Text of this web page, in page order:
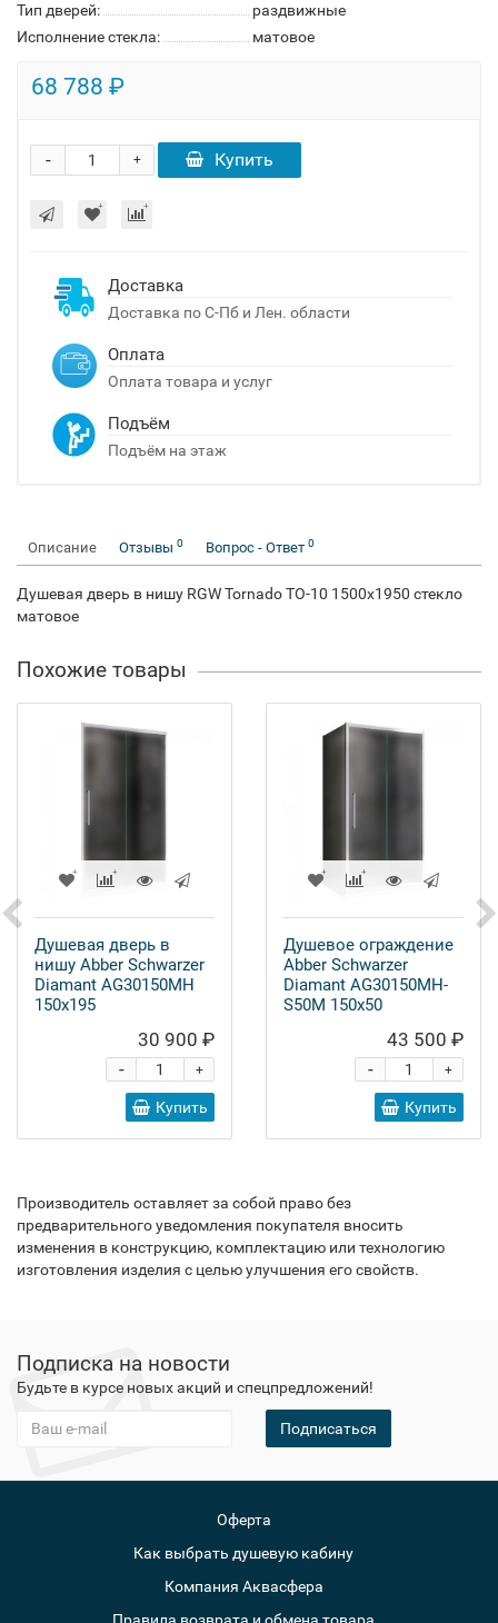
Тип дверей:
раздвижные
Исполнение стекла:
матовое
68 788 ₽
+
- Купить
Доставка
Доставка по С-Пб и Лен. области
Оплата
Оплата товара и услуг
Подъём
Подъём на этаж
Описание Отзывы 0 Вопрос - Ответ 0
Душевая дверь в нишу RGW Tornado TO-10 1500x1950 стекло
матовое
Похожие товары
Душевая дверь в
нишу Abber Schwarzer
Diamant AG30150MH
150x195
30 900 ₽
+
-
Купить
Душевое ограждение
Abber Schwarzer
Diamant AG30150MH-
S50M 150x50
43 500 ₽
+
-
Купить
Производитель оставляет за собой право без
предварительного уведомления покупателя вносить
изменения в конструкцию, комплектацию или технологию
изготовления изделия с целью улучшения его свойств.
Подписка на новости
Будьте в курсе новых акций и спецпредложений!
Подписаться
Оферта
Как выбрать душевую кабину
Компания Аквасфера